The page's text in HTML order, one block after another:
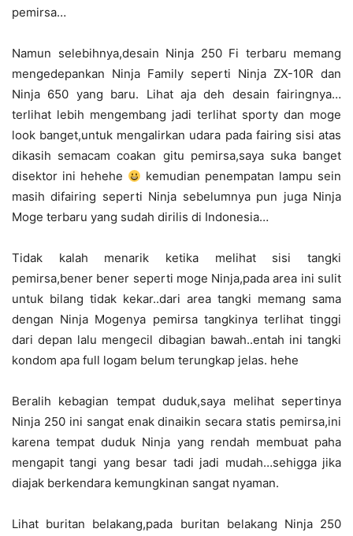
pemirsa…
Namun selebihnya,desain Ninja 250 Fi terbaru memang
mengedepankan Ninja Family seperti Ninja ZX-10R dan
Ninja 650 yang baru. Lihat aja deh desain fairingnya…
terlihat lebih mengembang jadi terlihat sporty dan moge
look banget,untuk mengalirkan udara pada fairing sisi atas
dikasih semacam coakan gitu pemirsa,saya suka banget
disektor ini hehehe
kemudian penempatan lampu sein
masih difairing seperti Ninja sebelumnya pun juga Ninja
Moge terbaru yang sudah dirilis di Indonesia…
Tidak kalah menarik ketika melihat sisi tangki
pemirsa,bener bener seperti moge Ninja,pada area ini sulit
untuk bilang tidak kekar..dari area tangki memang sama
dengan Ninja Mogenya pemirsa tangkinya terlihat tinggi
dari depan lalu mengecil dibagian bawah..entah ini tangki
kondom apa full logam belum terungkap jelas. hehe
Beralih kebagian tempat duduk,saya melihat sepertinya
Ninja 250 ini sangat enak dinaikin secara statis pemirsa,ini
karena tempat duduk Ninja yang rendah membuat paha
mengapit tangi yang besar tadi jadi mudah…sehigga jika
diajak berkendara kemungkinan sangat nyaman.
Lihat buritan belakang,pada buritan belakang Ninja 250